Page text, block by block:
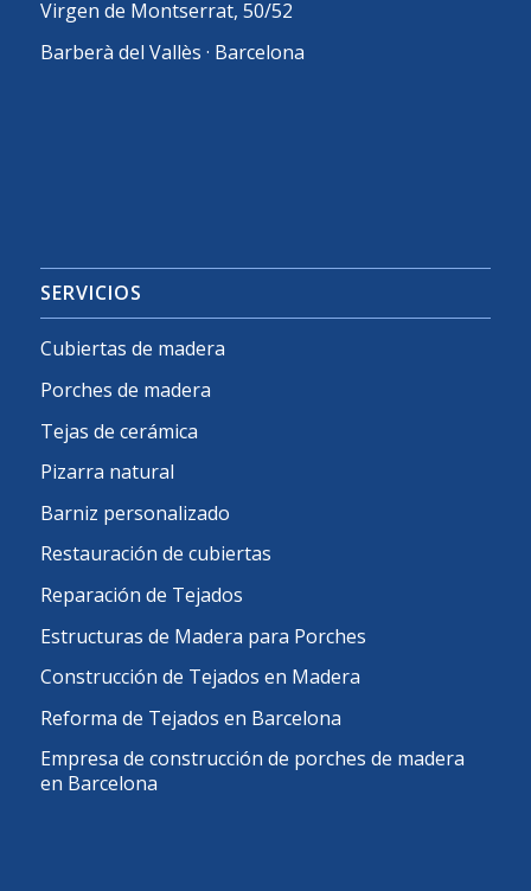
Virgen de Montserrat, 50/52
Barberà del Vallès · Barcelona
SERVICIOS
Cubiertas de madera
Porches de madera
Tejas de cerámica
Pizarra natural
Barniz personalizado
Restauración de cubiertas
Reparación de Tejados
Estructuras de Madera para Porches
Construcción de Tejados en Madera
Reforma de Tejados en Barcelona
Empresa de construcción de porches de madera
en Barcelona